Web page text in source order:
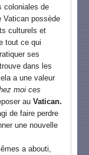
coloniales de
Vatican possède
culturels et
tout ce qui
ses
dans les
a une valeur
moi ces
au Vatican.
de faire perdre
une nouvelle
a abouti,